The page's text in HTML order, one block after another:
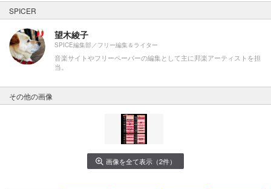
SPICER
望木綾子
SPICE編集部／フリー編集＆ライター
音楽サイトやフリーペーパーの編集として主に邦楽アーティストを担
当。
その他の画像
画像を全て表示（2件）